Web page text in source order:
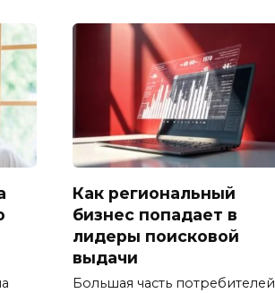
Как региональный
бизнес попадает в
лидеры поисковой
выдачи
Большая часть потребителей